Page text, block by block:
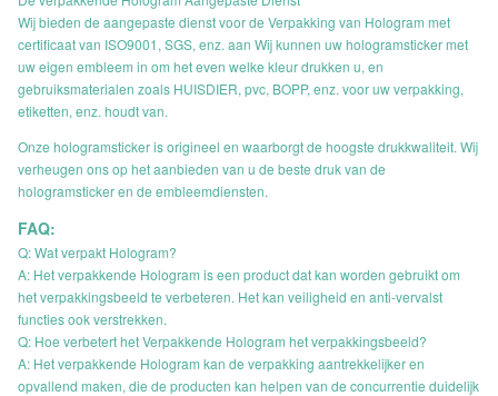
Wij bieden de aangepaste dienst voor de Verpakking van Hologram met
certificaat van ISO9001, SGS, enz. aan Wij kunnen uw hologramsticker met
uw eigen embleem in om het even welke kleur drukken u, en
gebruiksmaterialen zoals HUISDIER, pvc, BOPP, enz. voor uw verpakking,
etiketten, enz. houdt van.
Onze hologramsticker is origineel en waarborgt de hoogste drukkwaliteit. Wij
verheugen ons op het aanbieden van u de beste druk van de
hologramsticker en de embleemdiensten.
FAQ:
Q: Wat verpakt Hologram?
A: Het verpakkende Hologram is een product dat kan worden gebruikt om
het verpakkingsbeeld te verbeteren. Het kan veiligheid en anti-vervalst
functies ook verstrekken.
Q: Hoe verbetert het Verpakkende Hologram het verpakkingsbeeld?
A: Het verpakkende Hologram kan de verpakking aantrekkelijker en
opvallend maken, die de producten kan helpen van de concurrentie duidelijk